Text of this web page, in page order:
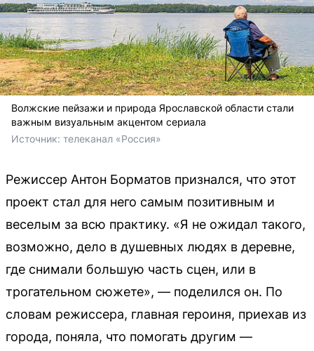
Волжские пейзажи и природа Ярославской области стали
важным визуальным акцентом сериала
Источник: телеканал «Россия»
Режиссер Антон Борматов признался, что этот
проект стал для него самым позитивным и
веселым за всю практику. «Я не ожидал такого,
возможно, дело в душевных людях в деревне,
где снимали большую часть сцен, или в
трогательном сюжете», — поделился он. По
словам режиссера, главная героиня, приехав из
города, поняла, что помогать другим —